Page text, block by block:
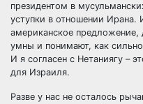
президентом в
уступки в отношении Ирана.
американское предложение,
умны и понимают, как
И я согласен с Нетаниягу –
для Израиля.
Разве у нас не осталось